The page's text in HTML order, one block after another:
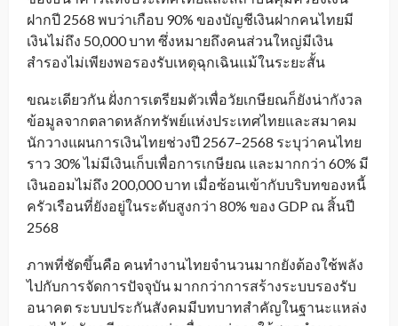
ฝากปี 2568 พบว่าเกือบ 90% ของบัญชีเงินฝากคนไทยมี
เงินไม่ถึง 50,000 บาท ซึ่งหมายถึงคนส่วนใหญ่มีเงิน
สำรองไม่เพียงพอรองรับเหตุฉุกเฉินแม้ในระยะสั้น
ขณะเดียวกัน ฝั่งการเตรียมตัวเพื่อวัยเกษียณก็ยังน่ากังวล
ข้อมูลจากตลาดหลักทรัพย์แห่งประเทศไทยและสมาคม
นักวางแผนการเงินไทยช่วงปี 2567–2568 ระบุว่าคนไทย
ราว 30% ไม่มีเงินเก็บเพื่อการเกษียณ และมากกว่า 60% มี
เงินออมไม่ถึง 200,000 บาท เมื่อซ้อนเข้ากับบริบทของหนี้
ครัวเรือนที่ยังอยู่ในระดับสูงกว่า 80% ของ GDP ณ สิ้นปี
2568
ภาพที่ชัดขึ้นคือ คนทำงานไทยจำนวนมากยังต้องใช้พลัง
ไปกับการจัดการปัจจุบัน มากกว่าการสร้างระบบรองรับ
อนาคต ระบบประกันสังคมมีบทบาทสำคัญในฐานะแหล่ง